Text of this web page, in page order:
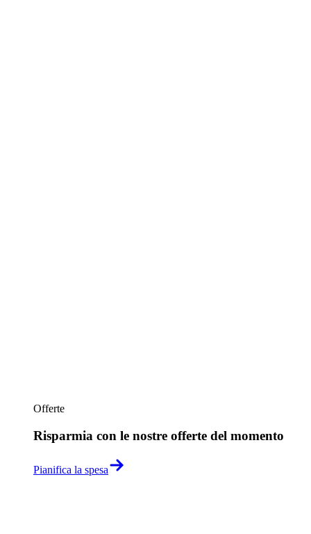
Offerte
Risparmia con le nostre offerte del momento
Pianifica la spesa